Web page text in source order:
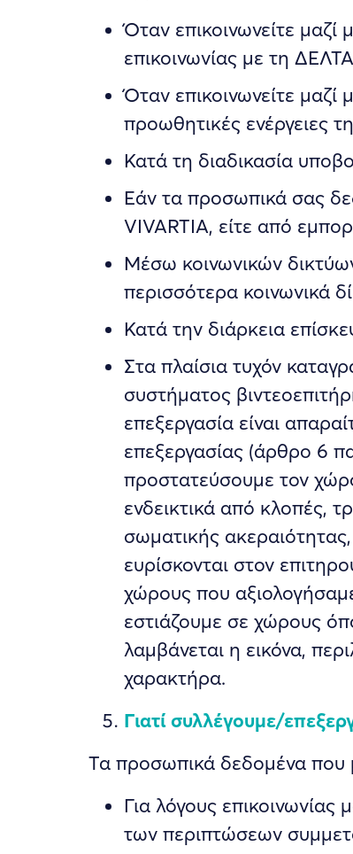
Όταν επικοινωνείτε
επικοινωνίας με τη
Όταν επικοινωνείτε
προωθητικές ενέργειες
Κατά τη διαδικασία
Εάν τα προσωπικά σας
VIVARTIA, είτε από
Μέσω κοινωνικών
περισσότερα κοινωνικά
Κατά την διάρκεια
Στα πλαίσια τυχόν
συστήματος
επεξεργασία είναι
επεξεργασίας (άρθρο 6
προστατεύσουμε τον
ενδεικτικά από κλοπές,
σωματικής
ευρίσκονται στον
χώρους που
εστιάζουμε σε χώρους
λαμβάνεται η εικόνα,
χαρακτήρα.
Γιατί συλλέγουμε/
Τα προσωπικά δεδομένα που
Για λόγους
των περιπτώσεων